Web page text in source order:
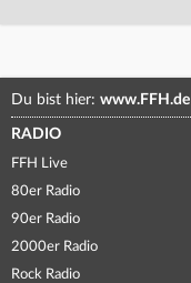
Du bist hier: www.FFH.de
RADIO
FFH Live
80er Radio
90er Radio
2000er Radio
Rock Radio